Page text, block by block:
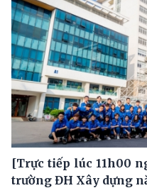
[Trực tiếp lúc 11h00
trường ĐH Xây dựng